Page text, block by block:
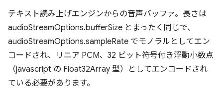
テキスト読み上げエンジンからの音声バッファ。長さは
audioStreamOptions.bufferSize とまったく同じで、
audioStreamOptions.sampleRate でモノラルとしてエン
コードされ、リニア PCM、32 ビット符号付き浮動小数点
（javascript の Float32Array 型）としてエンコードされ
ている必要があります。